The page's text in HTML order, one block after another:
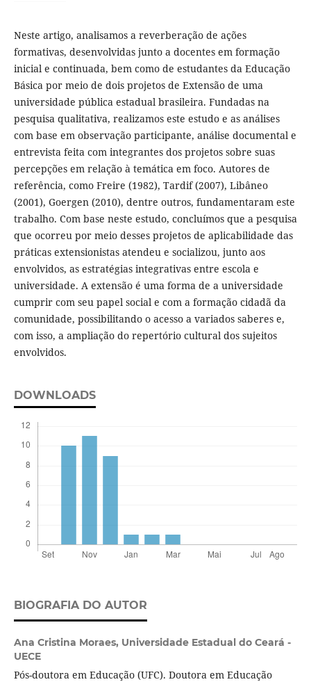
Neste artigo, analisamos a reverberação de ações
formativas, desenvolvidas junto a docentes em formação
inicial e continuada, bem como de estudantes da Educação
Básica por meio de dois projetos de Extensão de uma
universidade pública estadual brasileira. Fundadas na
pesquisa qualitativa, realizamos este estudo e as análises
com base em observação participante, análise documental e
entrevista feita com integrantes dos projetos sobre suas
percepções em relação à temática em foco. Autores de
referência, como Freire (1982), Tardif (2007), Libâneo
(2001), Goergen (2010), dentre outros, fundamentaram este
trabalho. Com base neste estudo, concluímos que a pesquisa
que ocorreu por meio desses projetos de aplicabilidade das
práticas extensionistas atendeu e socializou, junto aos
envolvidos, as estratégias integrativas entre escola e
universidade. A extensão é uma forma de a universidade
cumprir com seu papel social e com a formação cidadã da
comunidade, possibilitando o acesso a variados saberes e,
com isso, a ampliação do repertório cultural dos sujeitos
envolvidos.
DOWNLOADS
BIOGRAFIA DO AUTOR
Ana Cristina Moraes, Universidade Estadual do Ceará -
UECE
Pós-doutora em Educação (UFC). Doutora em Educação